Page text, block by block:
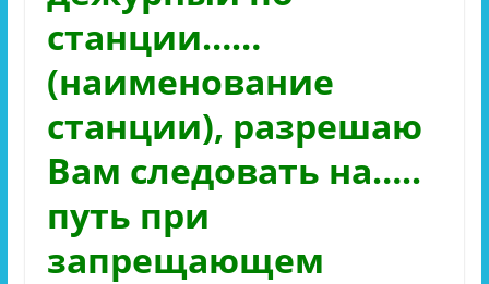
станции……
(наименование
станции), разрешаю
Вам следовать на…..
путь при
запрещающем